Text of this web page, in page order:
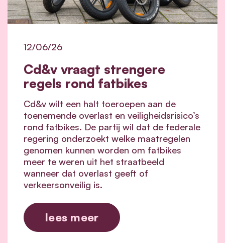
Cd&v vraagt strengere
regels rond fatbikes
12/06/26
Cd&v wilt een halt toeroepen aan de
toenemende overlast en veiligheidsrisico’s
rond fatbikes. De partij wil dat de federale
regering onderzoekt welke maatregelen
genomen kunnen worden om fatbikes
meer te weren uit het straatbeeld
wanneer dat overlast geeft of
verkeersonveilig is.
lees meer